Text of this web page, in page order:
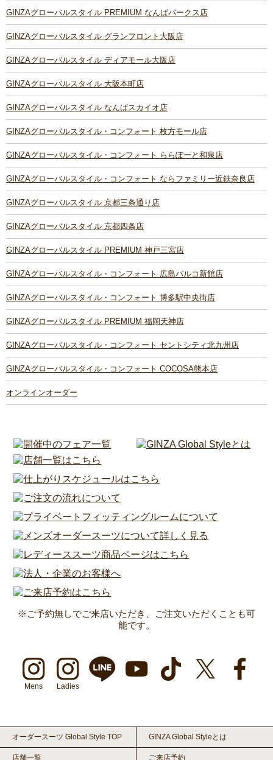
GINZAグローバルスタイル PREMIUM なんばパークス店
GINZAグローバルスタイル グランフロント大阪店
GINZAグローバルスタイル ディアモール大阪店
GINZAグローバルスタイル 大阪本町店
GINZAグローバルスタイル なんばスカイオ店
GINZAグローバルスタイル・コンフォート 枚方モール店
GINZAグローバルスタイル・コンフォート ららぽーと和泉店
GINZAグローバルスタイル・コンフォート ならファミリー近鉄奈良店
GINZAグローバルスタイル 京都三条通り店
GINZAグローバルスタイル 京都四条店
GINZAグローバルスタイル PREMIUM 神戸三宮店
GINZAグローバルスタイル・コンフォート 広島パルコ新館店
GINZAグローバルスタイル・コンフォート 博多駅中央街店
GINZAグローバルスタイル PREMIUM 福岡天神店
GINZAグローバルスタイル・コンフォート セントシティ北九州店
GINZAグローバルスタイル・コンフォート COCOSA熊本店
オンラインオーダー
※ご予約無しでご来店いただき、ご注文いただくことも可
能です。
Mens Ladies
オーダースーツ Global Style TOP GINZA Global Styleとは
店舗一覧 ご来店予約